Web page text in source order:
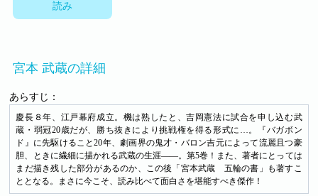
読み
宮本 武蔵の詳細
あらすじ：
慶長８年、江戸幕府成立。機は熟したと、吉岡憲法に試合を申し込む武
蔵・弱冠20歳だが、勝ち抜きにより挑戦権を得る形式に…。『バガボン
ド』に先駆けること20年、劇画界の鬼才・バロン吉元によって流麗且つ豪
胆、ときに繊細に描かれる武蔵の生涯――。第5巻！また、著者にとっては
まだ描き残した部分があるのか、この後「宮本武蔵 五輪の書」も著すこ
ととなる。まさに今こそ、読み比べて面白さを堪能すべき傑作！